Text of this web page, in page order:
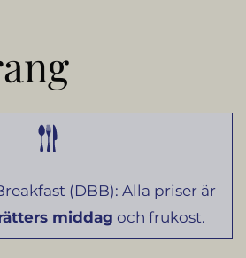
(DBB): Alla priser är
middag och frukost.